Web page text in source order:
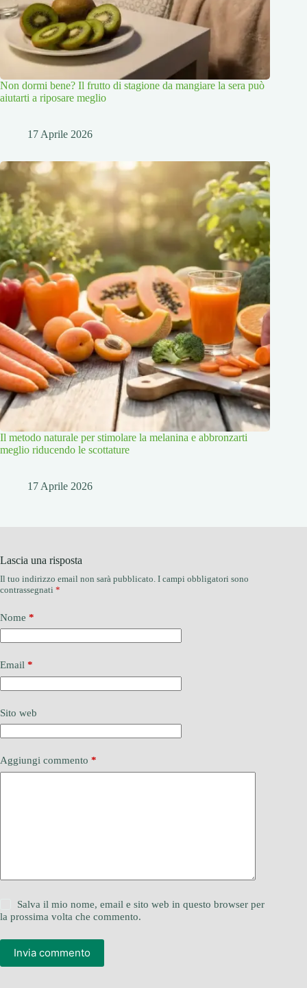
Non dormi bene? Il frutto di stagione da mangiare la sera può
aiutarti a riposare meglio
17 Aprile 2026
Il metodo naturale per stimolare la melanina e abbronzarti
meglio riducendo le scottature
17 Aprile 2026
Lascia una risposta
Il tuo indirizzo email non sarà pubblicato. I campi obbligatori sono
contrassegnati *
Nome *
Email *
Sito web
Aggiungi commento *
Salva il mio nome, email e sito web in questo browser per
la prossima volta che commento.
Invia commento